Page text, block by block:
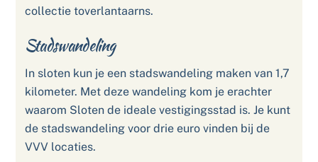
collectie toverlantaarns.
Stadswandeling
In sloten kun je een stadswandeling maken van 1,7
kilometer. Met deze wandeling kom je erachter
waarom Sloten de ideale vestigingsstad is. Je kunt
de stadswandeling voor drie euro vinden bij de
VVV locaties.